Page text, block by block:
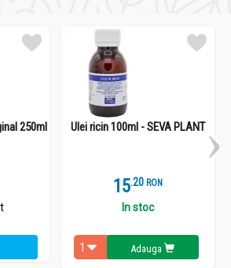
250ml
Ulei ricin 100ml - SEVA PLANT
15.2 RON
In stoc
Adauga